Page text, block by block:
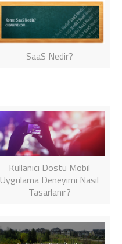
SaaS Nedir?
Kullanıcı Dostu Mobil
Uygulama Deneyimi Nasıl
Tasarlanır?